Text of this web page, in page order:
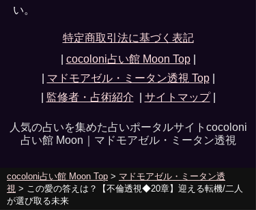
い。
特定商取引法に基づく表記
cocoloni占い館 Moon Top|
マドモアゼル・ミータン透視 Top|
監修者・占術紹介 サイトマップ|
人気の占いを集めた占いポータルサイトcocoloni
占い館 Moon｜ マドモアゼル・ミータン透視
cocoloni占い館 Moon Top > マドモアゼル・ミータン透
視 > この愛の答えは？【不倫透視◆20章】迎える転機/二人
が選び取る未来